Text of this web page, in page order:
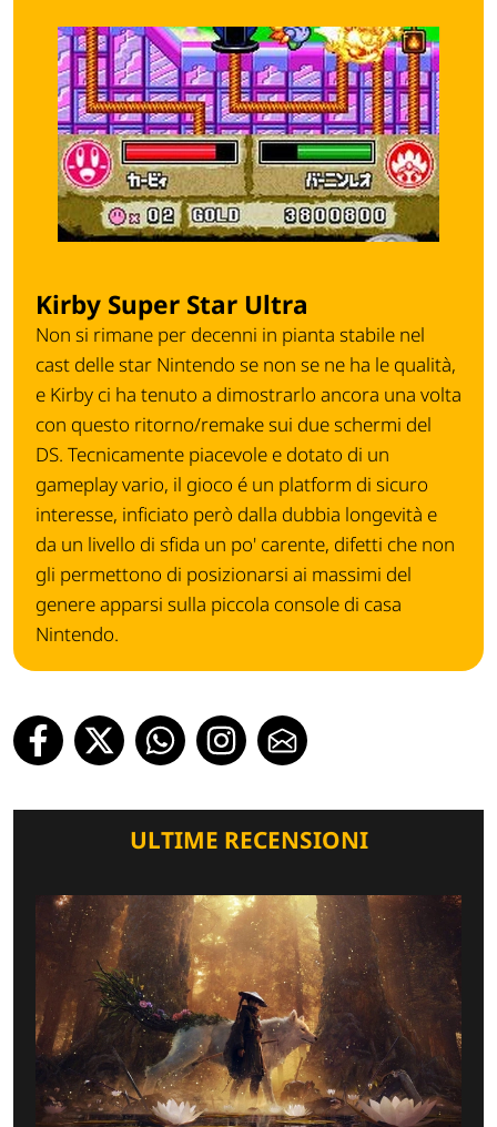
Kirby Super Star Ultra
Non si rimane per decenni in pianta stabile nel
cast delle star Nintendo se non se ne ha le qualità,
e Kirby ci ha tenuto a dimostrarlo ancora una volta
con questo ritorno/remake sui due schermi del
DS. Tecnicamente piacevole e dotato di un
gameplay vario, il gioco é un platform di sicuro
interesse, inficiato però dalla dubbia longevità e
da un livello di sfida un po' carente, difetti che non
gli permettono di posizionarsi ai massimi del
genere apparsi sulla piccola console di casa
Nintendo.
ULTIME RECENSIONI